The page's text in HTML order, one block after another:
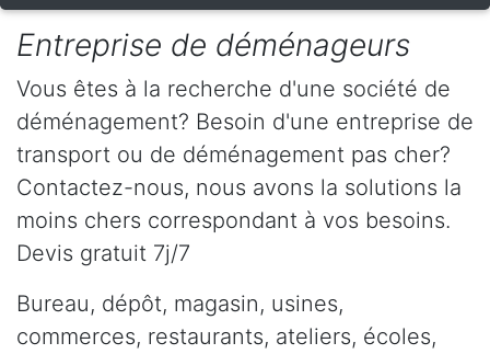
Entreprise de déménageurs
Vous êtes à la recherche d'une société de
déménagement? Besoin d'une entreprise de
transport ou de déménagement pas cher?
Contactez-nous, nous avons la solutions la
moins chers correspondant à vos besoins.
Devis gratuit 7j/7
Bureau, dépôt, magasin, usines,
commerces, restaurants, ateliers, écoles,